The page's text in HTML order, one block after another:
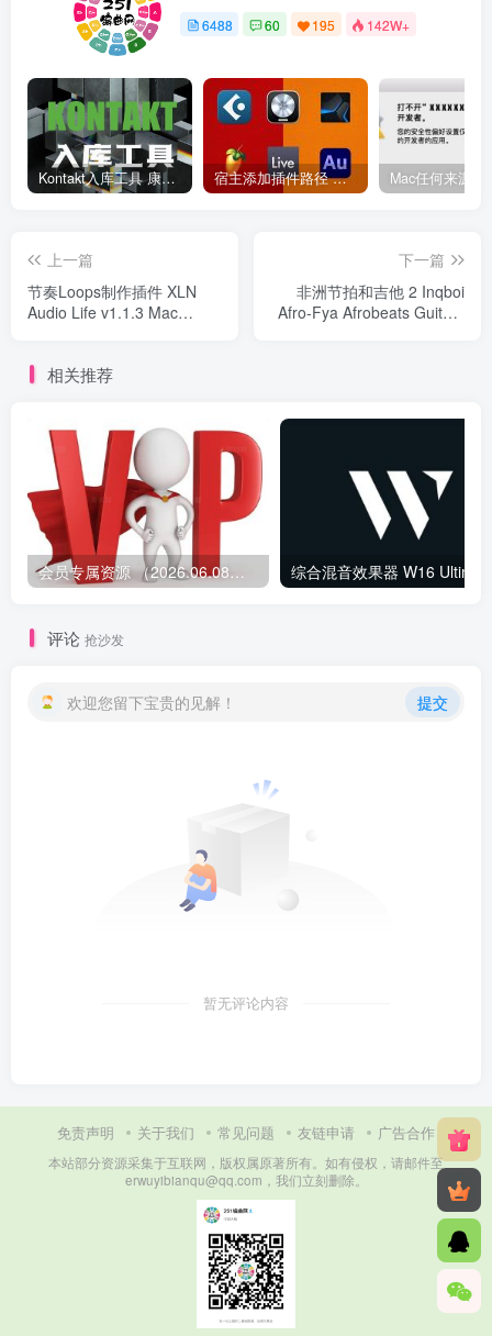
6488 60 195 142W+
Kontakt入库工具 康泰克入库教程 宿主添加插件路径 插件路径设置 VSTPlugins路径
上一篇
节奏Loops制作插件 XLN
Audio Life v1.1.3 Mac
下一篇
非洲节拍和吉他 2 Inqboi
Afro-Fya Afrobeats Guitars
相关推荐
会员专属资源 （2026.06.08更新）
评论 抢沙发
欢迎您留下宝贵的见解！ 提交
暂无评论内容
免责声明 关于我们 常见问题 友链申请 广告合作
本站部分资源采集于互联网，版权属原著所有。如有侵权，请邮件至
erwuyibianqu@qq.com，我们立刻删除。